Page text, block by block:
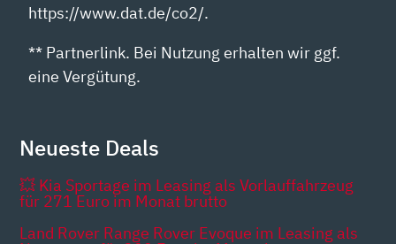
https://www.dat.de/co2/.
** Partnerlink. Bei Nutzung erhalten wir ggf.
eine Vergütung.
Neueste Deals
💥 Kia Sportage im Leasing als Vorlauffahrzeug
für 271 Euro im Monat brutto
Land Rover Range Rover Evoque im Leasing als